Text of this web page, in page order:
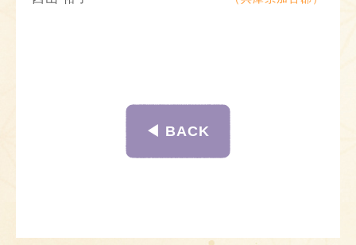
◀︎ BACK